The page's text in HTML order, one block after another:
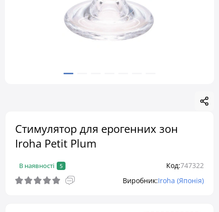
Стимулятор для ерогенних зон
Iroha Petit Plum
В наявності 5 Код:747322
Виробник:Iroha (Японія)